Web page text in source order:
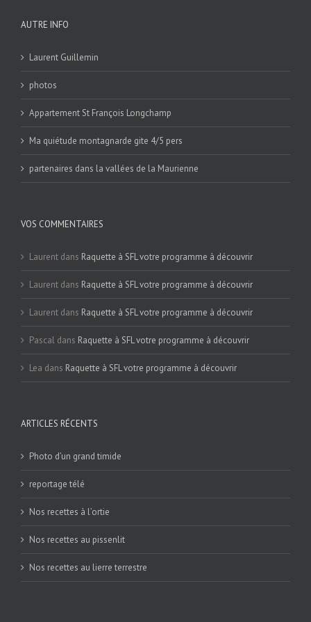
AUTRE INFO
Laurent Guillemin
photos
Appartement St François Longchamp
Ma quiétude montagnarde gite 4/5 pers
partenaires dans la vallées de la Maurienne
VOS COMMENTAIRES
Laurent dans Raquette à SFL votre programme à découvrir
Laurent dans Raquette à SFL votre programme à découvrir
Laurent dans Raquette à SFL votre programme à découvrir
Pascal dans Raquette à SFL votre programme à découvrir
Lea dans Raquette à SFL votre programme à découvrir
ARTICLES RÉCENTS
Photo d’un grand timide
reportage télé
Nos recettes à l’ortie
Nos recettes au pissenlit
Nos recettes au lierre terrestre